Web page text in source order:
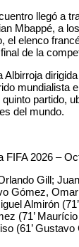
llegó a
Mbappé, a
el elenco
de la
Albirroja
mundialista
partido,
del mundo.
FIFA 2026 –
Gill;
Gómez, Omar
Almirón
(71’
(61’ Gustavo